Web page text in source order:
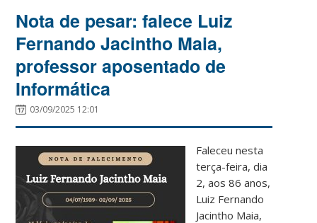
Nota de pesar: falece Luiz
Fernando Jacintho Maia,
professor aposentado de
Informática
03/09/2025 12:01
Faleceu nesta
terça-feira, dia
2, aos 86 anos,
Luiz Fernando
Jacintho Maia,